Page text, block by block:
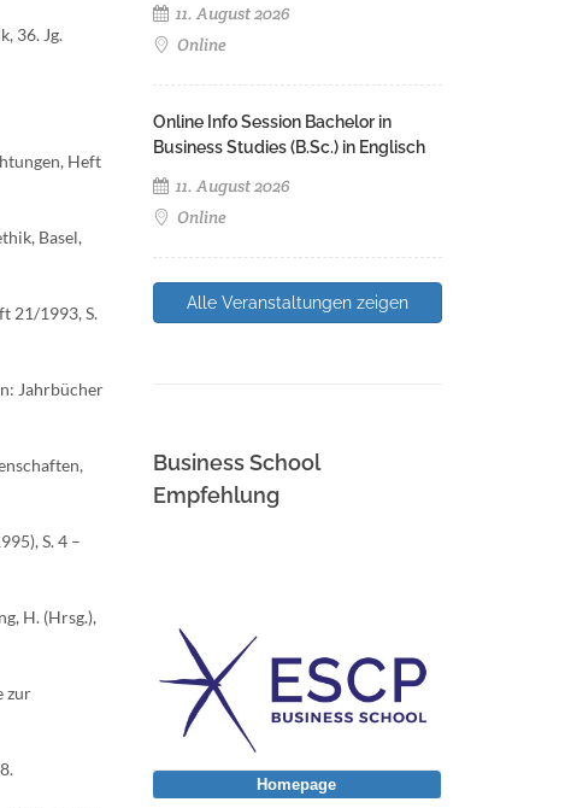
36. Jg.
Heft
Basel,
21/1993, S.
Jahrbücher
S. 4 –
H. (Hrsg.),
zur
11. August 2026
Online
Online Info Session Bachelor in
Business Studies (B.Sc.) in Englisch
11. August 2026
Online
Alle Veranstaltungen zeigen
Business School
Empfehlung
Homepage